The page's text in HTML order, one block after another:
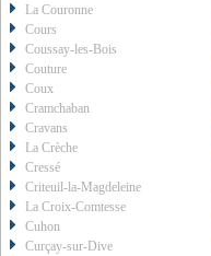
La Couronne
Cours
Coussay-les-Bois
Couture
Coux
Cramchaban
Cravans
La Crèche
Cressé
Criteuil-la-Magdeleine
La Croix-Comtesse
Cuhon
Curçay-sur-Dive